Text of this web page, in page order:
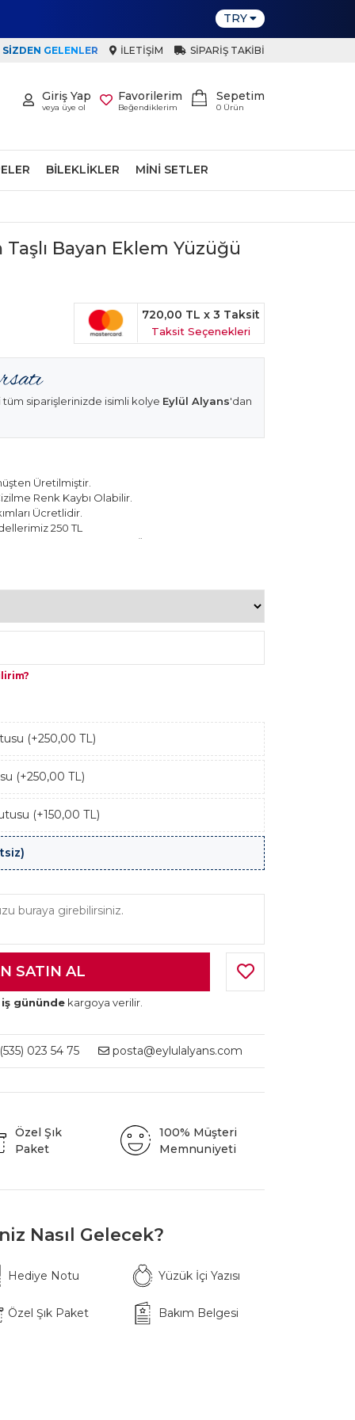
TRY
SIZDEN GELENLER İLETIŞIM SIPARIŞ TAKIBI
Sepetim
0 Ürün
Favorilerim
Beğendiklerim
Giriş Yap
veya üye ol
BILEKLIKLER MINI SETLER
Bayan Eklem Yüzüğü
720,00 TL x 3 Taksit
Taksit Seçenekleri
tüm siparişlerinizde isimli kolye Eylül Alyans'dan
Üretilmiştir.
Renk Kaybı Olabilir.
Ücretlidir.
250 TL
Modellerimiz 150 TL Sabit Ücret ile Hareket
(+250,00 TL)
(+250,00 TL)
(+150,00 TL)
iş gününde kargoya verilir.
023 54 75 posta@eylulalyans.com
Özel Şık
Paket
100% Müşteri
Memnuniyeti
Nasıl Gelecek?
Hediye Notu Yüzük İçi Yazısı
Özel Şık Paket Bakım Belgesi